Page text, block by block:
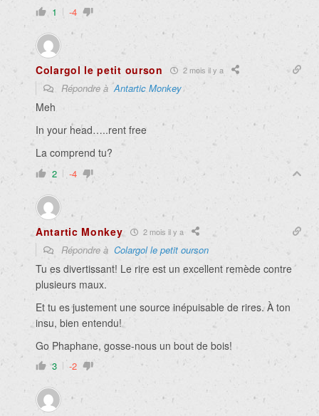
1 -4
Colargol le petit ourson 2 mois il y a
Répondre àAntartic Monkey
Meh
In your head…..rent free
La comprend tu?
2 -4
Antartic Monkey 2 mois il y a
Répondre à Colargol le petit ourson
Tu es divertissant! Le rire est un excellent remède contre
plusieurs maux.
Et tu es justement une source inépuisable de rires. À ton
insu, bien entendu!
Go Phaphane, gosse-nous un bout de bois!
3 -2